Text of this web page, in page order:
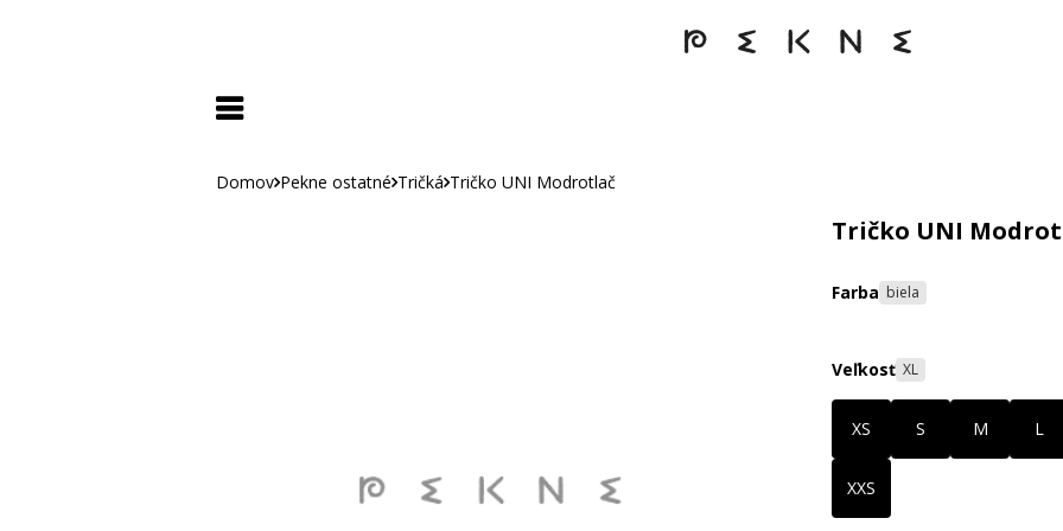
Domov Pekne ostatné Tričká Tričko UNI Modrotlač
Tričko UNI
Farba biela
Veľkosť XL
XS S M L
XXS